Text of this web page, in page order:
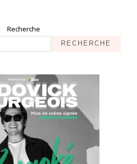
Recherche
RECHERCHE